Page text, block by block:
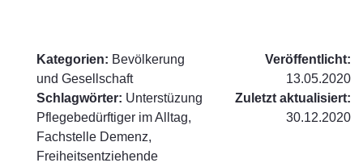
Kategorien: Bevölkerung
und Gesellschaft
Schlagwörter: Unterstüzung
Pflegebedürftiger im Alltag,
Fachstelle Demenz,
Freiheitsentziehende
Veröffentlicht:
13.05.2020
Zuletzt aktualisiert:
30.12.2020